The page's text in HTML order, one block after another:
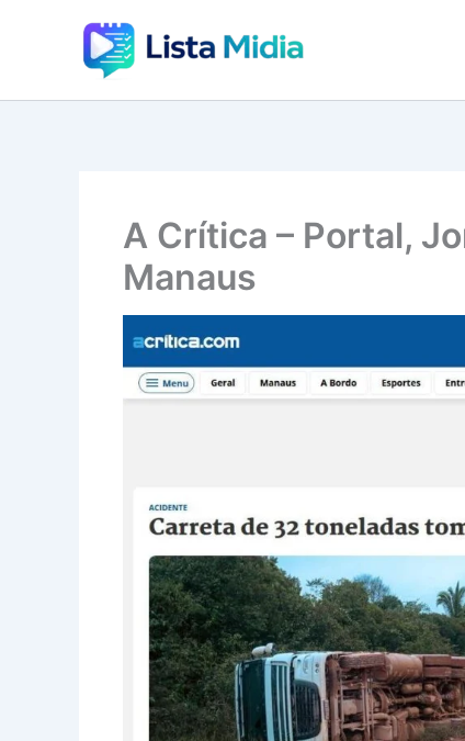
conteúdo
A Crítica – Portal,
Manaus